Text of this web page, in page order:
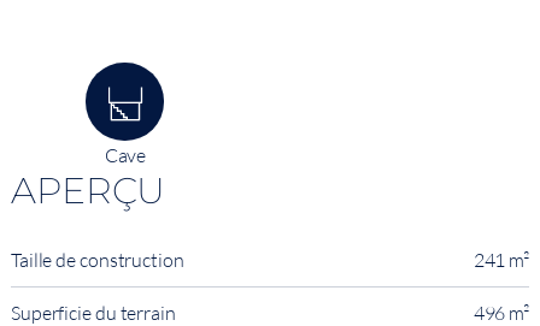
Cave
APERÇU
Taille de construction 241 m²
Superficie du terrain 496 m²